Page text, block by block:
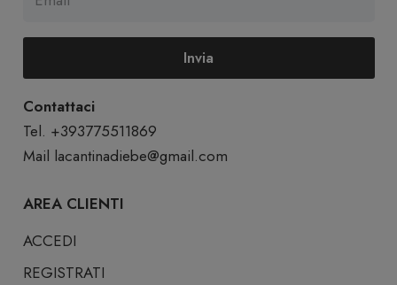
Invia
Contattaci
Tel. +393775511869
Mail lacantinadiebe@gmail.com
AREA CLIENTI
ACCEDI
REGISTRATI